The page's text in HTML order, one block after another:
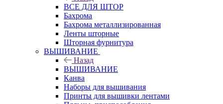
ВСЕ ДЛЯ ШТОР
Бахрома
Бахрома металлизированная
Ленты шторные
Шторная фурнитура
ВЫШИВАНИЕ
Назад
ВЫШИВАНИЕ
Канва
Наборы для вышивания
Принты для вышивки лентами